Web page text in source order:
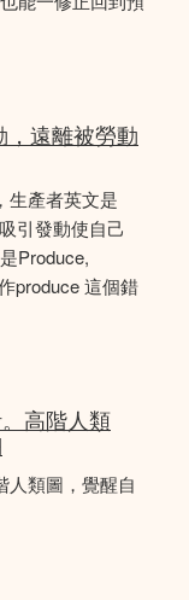
，遠離被勞動
生產者英文是
引發動使自己
Produce,
produce 這個錯
高階人類
人類圖，覺醒自